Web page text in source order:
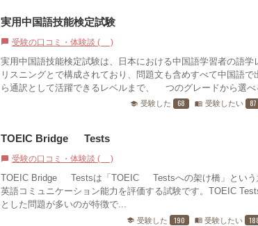
実用中国語技能検定試験
chat_bubble 受験の口コミ・体験談 (1)
実用中国語技能検定試験は、日本における中国語学習者の語学
リスニングとで構成されており、問題文も含めすべて中国語
ら通訳として活躍できるレベルまで、6つのグレードから選べ
school 受験した 68 menu_book 受験したい 87
TOEIC Bridge® Tests
chat_bubble 受験の口コミ・体験談 (1)
TOEIC Bridge® Testsは「TOEIC® Testsへの架け橋」という
英語コミュニケーション能力を評価する試験です。TOEIC
とした問題が多いのが特徴で...
school 受験した 190 menu_book 受験したい